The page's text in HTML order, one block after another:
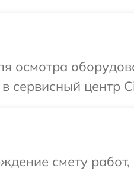
осмотра
сервисный центр
смету